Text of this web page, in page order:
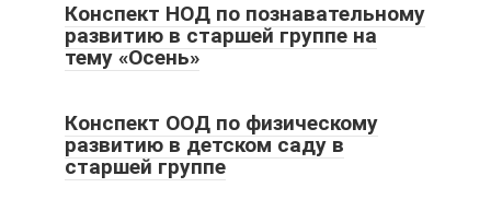
Конспект НОД по познавательному
развитию в старшей группе на
тему «Осень»
Конспект ООД по физическому
развитию в детском саду в
старшей группе